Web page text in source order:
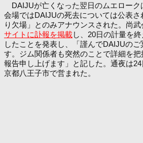
DAIJUが亡くなった翌日のムエローク
会場ではDAIJUの死去については公表さ
り欠場」とのみアナウンスされた。尚武
サイトに訃報を掲載し、20日の計量を
したことを発表し、「謹んでDAIJUのご
す。ジム関係者も突然のことで詳細を
報告申し上げます」と記した。通夜は
京都八王子市で営まれた。